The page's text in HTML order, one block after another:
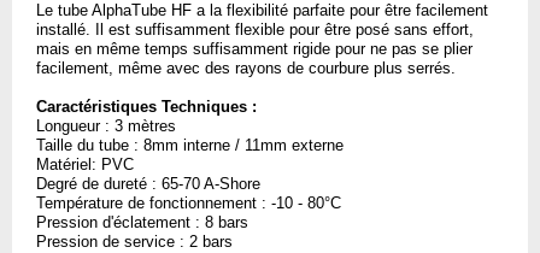
Le tube AlphaTube HF a la flexibilité parfaite pour être facilement
installé. Il est suffisamment flexible pour être posé sans effort,
mais en même temps suffisamment rigide pour ne pas se plier
facilement, même avec des rayons de courbure plus serrés.
Caractéristiques Techniques :
Longueur : 3 mètres
Taille du tube : 8mm interne / 11mm externe
Matériel: PVC
Degré de dureté : 65-70 A-Shore
Température de fonctionnement : -10 - 80°C
Pression d'éclatement : 8 bars
Pression de service : 2 bars